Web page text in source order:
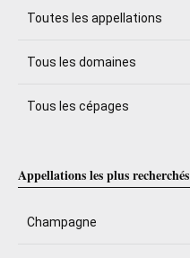
Toutes les appellations
Tous les domaines
Tous les cépages
Appellations les plus recherchés
Champagne